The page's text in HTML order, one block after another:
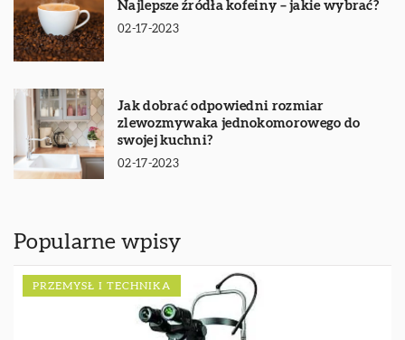
Najlepsze źródła kofeiny – jakie wybrać?
02-17-2023
Jak dobrać odpowiedni rozmiar
zlewozmywaka jednokomorowego do
swojej kuchni?
02-17-2023
Popularne wpisy
PRZEMYSŁ I TECHNIKA